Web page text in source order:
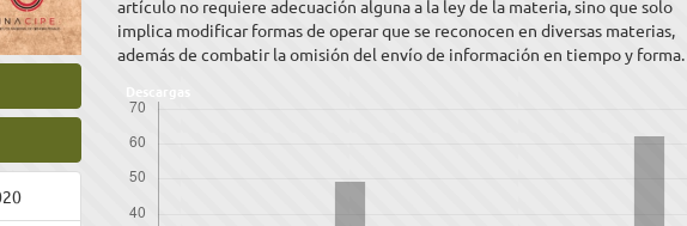
artículo no requiere adecuación alguna a la ley de la materia, sino que solo
implica modificar formas de operar que se reconocen en diversas materias,
además de combatir la omisión del envío de información en tiempo y forma.
Descargas